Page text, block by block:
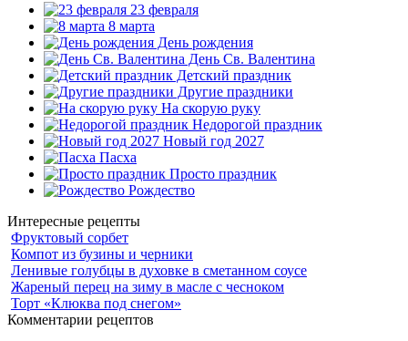
23 февраля
8 марта
День рождения
День Св. Валентина
Детский праздник
Другие праздники
На скорую руку
Недорогой праздник
Новый год 2027
Пасха
Просто праздник
Рождество
Интересные рецепты
Фруктовый сорбет
Компот из бузины и черники
Ленивые голубцы в духовке в сметанном соусе
Жареный перец на зиму в масле с чесноком
Торт «Клюква под снегом»
Комментарии рецептов